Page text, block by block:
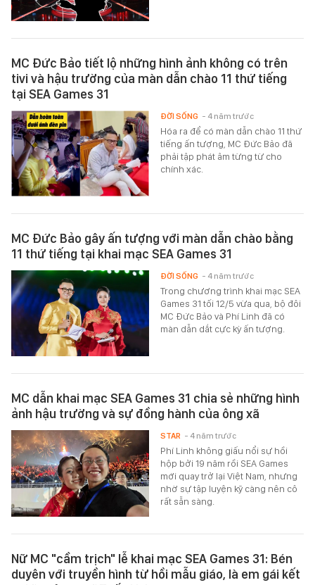
MC Đức Bảo tiết lộ những hình ảnh không có trên
tivi và hậu trường của màn dẫn chào 11 thứ tiếng
tại SEA Games 31
Hóa ra để có màn dẫn chào 11 thứ
tiếng ấn tượng, MC Đức Bảo đã
phải tập phát âm từng từ cho
chính xác.
ĐỜI SỐNG - 4 năm trước
MC Đức Bảo gây ấn tượng với màn dẫn chào bằng
11 thứ tiếng tại khai mạc SEA Games 31
Trong chương trình khai mạc SEA
Games 31 tối 12/5 vừa qua, bộ đôi
MC Đức Bảo và Phí Linh đã có
màn dẫn dắt cực kỳ ấn tượng.
ĐỜI SỐNG - 4 năm trước
MC dẫn khai mạc SEA Games 31 chia sẻ những hình
ảnh hậu trường và sự đồng hành của ông xã
Phí Linh không giấu nổi sự hồi
hộp bởi 19 năm rồi SEA Games
mới quay trở lại Việt Nam, nhưng
nhờ sự tập luyện kỹ càng nên cô
rất sẵn sàng.
STAR - 4 năm trước
Nữ MC "cầm trịch" lễ khai mạc SEA Games 31: Bén
duyên với truyền hình từ hồi mẫu giáo, là em gái kết